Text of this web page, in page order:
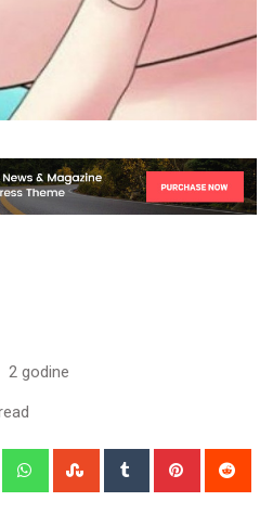
2 godine
LinkedIn WhatsappStumbleUpon
Tumblr Pinterest